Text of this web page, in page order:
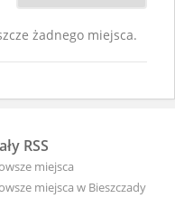
żadnego miejsca.
RSS
miejsca
miejsca w Bieszczady